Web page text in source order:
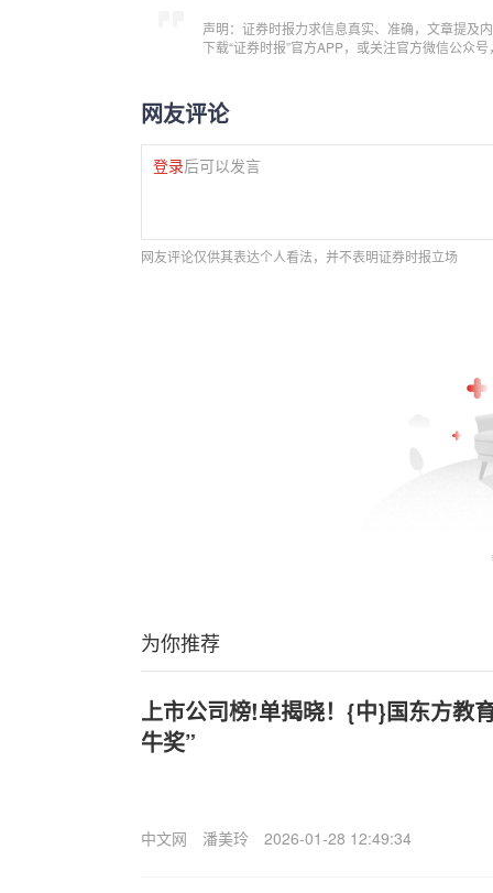
声明：证券时报力求信息真实、准确，文章提及
下载“证券时报”官方APP，或关注官方微信公众
网友评论
登录后可以发言
网友评论仅供其表达个人看法，并不表明证券时报立场
为你推荐
上市公司榜!单揭晓！{中}国东方教
牛奖”
中文网 潘美玲 2026-01-28 12:49:34